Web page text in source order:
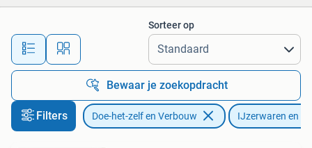
Alle afstanden…
Sorteer op
Bewaar je zoekopdracht
Filters Doe-het-zelf en Verbouw IJzerwaren en